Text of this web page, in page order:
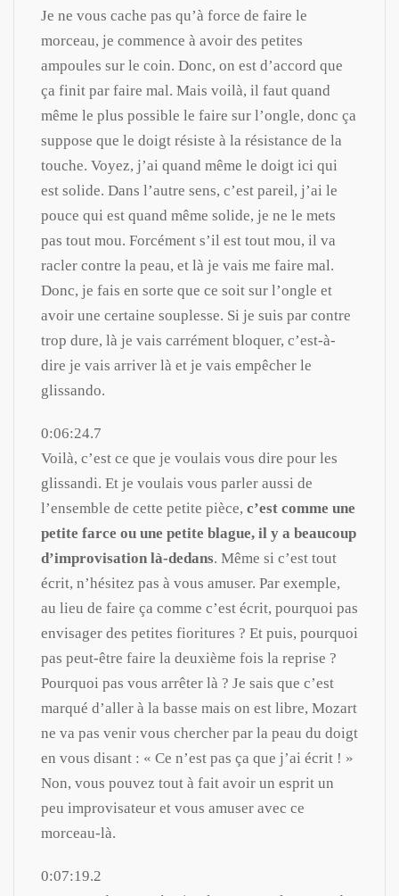
Je ne vous cache pas qu’à force de faire le
morceau, je commence à avoir des petites
ampoules sur le coin. Donc, on est d’accord que
ça finit par faire mal. Mais voilà, il faut quand
même le plus possible le faire sur l’ongle, donc ça
suppose que le doigt résiste à la résistance de la
touche. Voyez, j’ai quand même le doigt ici qui
est solide. Dans l’autre sens, c’est pareil, j’ai le
pouce qui est quand même solide, je ne le mets
pas tout mou. Forcément s’il est tout mou, il va
racler contre la peau, et là je vais me faire mal.
Donc, je fais en sorte que ce soit sur l’ongle et
avoir une certaine souplesse. Si je suis par contre
trop dure, là je vais carrément bloquer, c’est-à-
dire je vais arriver là et je vais empêcher le
glissando.
0:06:24.7
Voilà, c’est ce que je voulais vous dire pour les
glissandi. Et je voulais vous parler aussi de
l’ensemble de cette petite pièce, c’est comme une
petite farce ou une petite blague, il y a beaucoup
d’improvisation là-dedans. Même si c’est tout
écrit, n’hésitez pas à vous amuser. Par exemple,
au lieu de faire ça comme c’est écrit, pourquoi pas
envisager des petites fioritures ? Et puis, pourquoi
pas peut-être faire la deuxième fois la reprise ?
Pourquoi pas vous arrêter là ? Je sais que c’est
marqué d’aller à la basse mais on est libre, Mozart
ne va pas venir vous chercher par la peau du doigt
en vous disant : « Ce n’est pas ça que j’ai écrit ! »
Non, vous pouvez tout à fait avoir un esprit un
peu improvisateur et vous amuser avec ce
morceau-là.
0:07:19.2